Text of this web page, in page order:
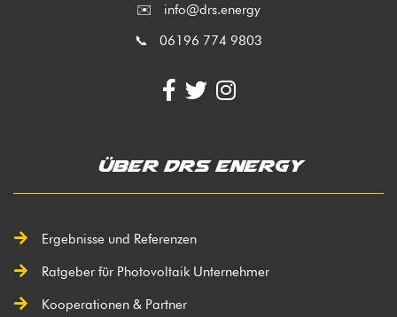
✉️ info@drs.energy
📞 06196 774 9803
Über DRS Energy
Ergebnisse und Referenzen
Ratgeber für Photovoltaik Unternehmer
Kooperationen & Partner